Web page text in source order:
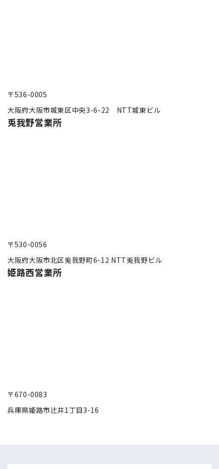
〒536-0005
大阪府大阪市城東区中央3-6-22 NTT城東ビル
兎我野営業所
〒530-0056
大阪府大阪市北区兎我野町6-12 NTT兎我野ビル
姫路西営業所
〒670-0083
兵庫県姫路市辻井1丁目3-16